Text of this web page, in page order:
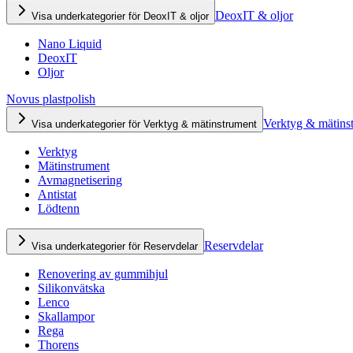
Visa underkategorier för DeoxIT & oljor DeoxIT & oljor
Nano Liquid
DeoxIT
Oljor
Novus plastpolish
Visa underkategorier för Verktyg & mätinstrument Verktyg &
Verktyg
Mätinstrument
Avmagnetisering
Antistat
Lödtenn
Visa underkategorier för Reservdelar Reservdelar
Renovering av gummihjul
Silikonvätska
Lenco
Skallampor
Rega
Thorens